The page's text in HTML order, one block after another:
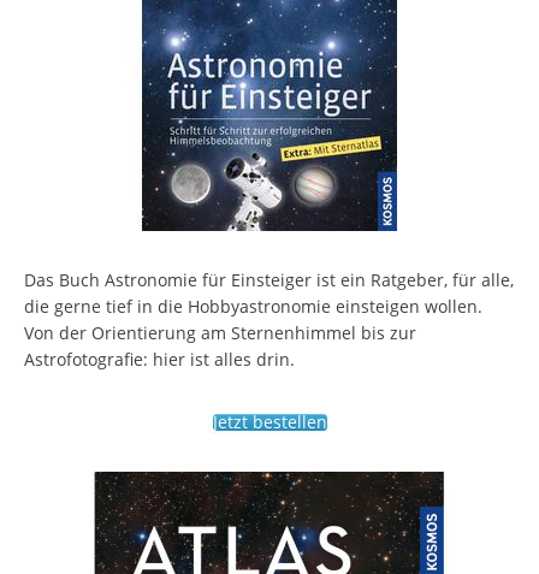
Das Buch Astronomie für Einsteiger ist ein Ratgeber, für alle,
die gerne tief in die Hobbyastronomie einsteigen wollen.
Von der Orientierung am Sternenhimmel bis zur
Astrofotografie: hier ist alles drin.
Jetzt bestellen